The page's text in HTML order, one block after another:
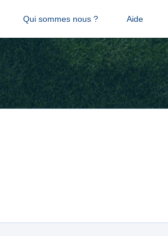
Qui sommes nous ? Aide